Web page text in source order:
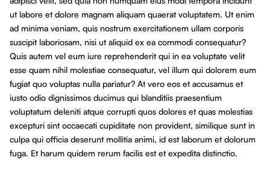
ut labore et dolore magnam aliquam quaerat voluptatem. Ut enim
ad minima veniam, quis nostrum exercitationem ullam corporis
suscipit laboriosam, nisi ut aliquid ex ea commodi consequatur?
Quis autem vel eum iure reprehenderit qui in ea voluptate velit
esse quam nihil molestiae consequatur, vel illum qui dolorem eum
fugiat quo voluptas nulla pariatur? At vero eos et accusamus et
iusto odio dignissimos ducimus qui blanditiis praesentium
voluptatum deleniti atque corrupti quos dolores et quas molestias
excepturi sint occaecati cupiditate non provident, similique sunt in
culpa qui officia deserunt mollitia animi, id est laborum et dolorum
fuga. Et harum quidem rerum facilis est et expedita distinctio.